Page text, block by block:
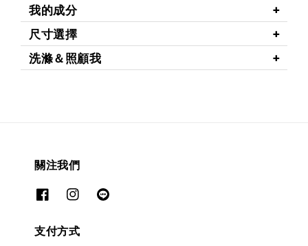
我的成分
尺寸選擇
洗滌＆照顧我
關注我們
支付方式